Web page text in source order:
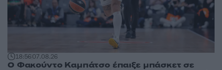
18:5607.08.26
Ο Φακούντο Καμπάτσο έπαιξε μπάσκετ σε